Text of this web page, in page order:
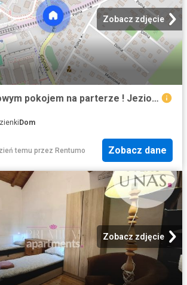
Zobacz zdjęcie
Dom z dodatkowym pokojem na parterze ! Jezioro
Dom
temu przez Rentumo Zobacz dane
Zobacz zdjęcie